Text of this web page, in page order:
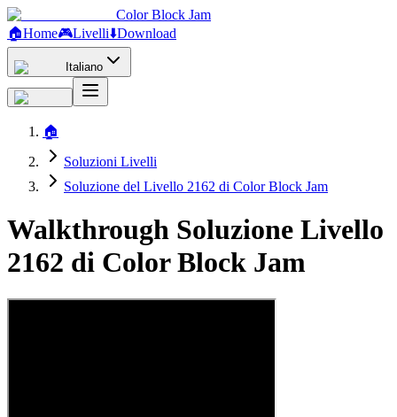
Color Block Jam
🏠Home🎮Livelli⬇️Download
Italiano
🏠
Soluzioni Livelli
Soluzione del Livello 2162 di Color Block Jam
Walkthrough Soluzione Livello
2162 di Color Block Jam